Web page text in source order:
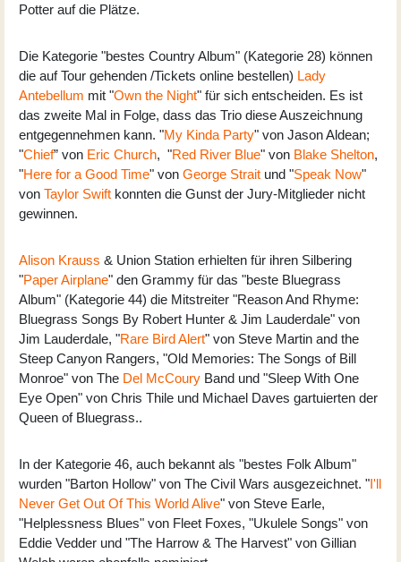
Potter auf die Plätze.
Die Kategorie "bestes Country Album" (Kategorie 28) können
die auf Tour gehenden /Tickets online bestellen) Lady
Antebellum mit "Own the Night" für sich entscheiden. Es ist
das zweite Mal in Folge, dass das Trio diese Auszeichnung
entgegennehmen kann. "My Kinda Party" von Jason Aldean;
"Chief” von Eric Church, "Red River Blue" von Blake Shelton,
"Here for a Good Time" von George Strait und "Speak Now"
von Taylor Swift konnten die Gunst der Jury-Mitglieder nicht
gewinnen.
Alison Krauss & Union Station erhielten für ihren Silbering
"Paper Airplane" den Grammy für das "beste Bluegrass
Album" (Kategorie 44) die Mitstreiter "Reason And Rhyme:
Bluegrass Songs By Robert Hunter & Jim Lauderdale" von
Jim Lauderdale, "Rare Bird Alert" von Steve Martin and the
Steep Canyon Rangers, "Old Memories: The Songs of Bill
Monroe" von The Del McCoury Band und "Sleep With One
Eye Open" von Chris Thile und Michael Daves gartuierten der
Queen of Bluegrass..
In der Kategorie 46, auch bekannt als "bestes Folk Album"
wurden "Barton Hollow" von The Civil Wars ausgezeichnet. "I'll
Never Get Out Of This World Alive" von Steve Earle,
"Helplessness Blues" von Fleet Foxes, "Ukulele Songs" von
Eddie Vedder und "The Harrow & The Harvest" von Gillian